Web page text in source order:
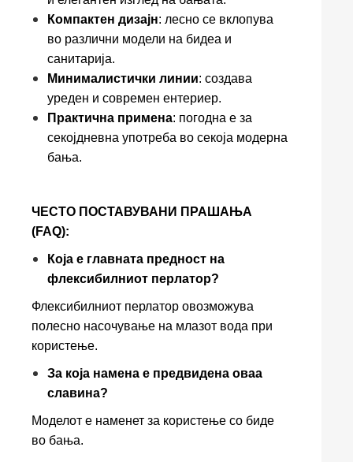
Компактен дизајн: лесно се вклопува
во различни модели на бидеа и
санитарија.
Минималистички линии: создава
уреден и современ ентериер.
Практична примена: погодна е за
секојдневна употреба во секоја модерна
бања.
ЧЕСТО ПОСТАВУВАНИ ПРАШАЊА
(FAQ):
Која е главната предност на
флексибилниот перлатор?
Флексибилниот перлатор овозможува
полесно насочување на млазот вода при
користење.
За која намена е предвидена оваа
славина?
Моделот е наменет за користење со биде
во бања.